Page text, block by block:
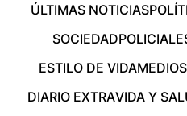
ÚLTIMAS NOTICIAS
SOCIEDAD
ESTILO DE VIDAMEDIOS
DIARIO EXTRAVIDA Y